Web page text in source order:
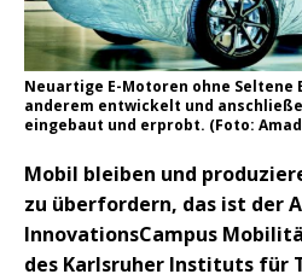
Neuartige E-Motoren ohne Seltene
anderem entwickelt und
eingebaut und erprobt. (Foto:
Mobil bleiben und
zu überfordern, das ist der
InnovationsCampus
des Karlsruher Instituts für